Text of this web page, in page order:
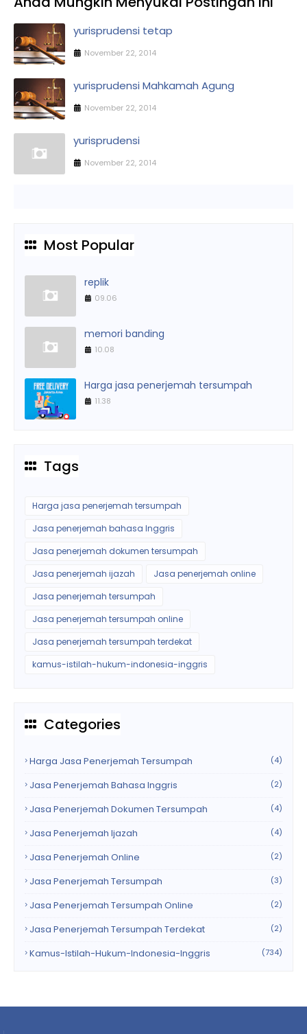
yurisprudensi tetap
November 22, 2014
yurisprudensi Mahkamah Agung
November 22, 2014
yurisprudensi
November 22, 2014
Most Popular
replik
09.06
memori banding
10.08
Harga jasa penerjemah tersumpah
11.38
Tags
Harga jasa penerjemah tersumpah
Jasa penerjemah bahasa Inggris
Jasa penerjemah dokumen tersumpah
Jasa penerjemah ijazah
Jasa penerjemah online
Jasa penerjemah tersumpah
Jasa penerjemah tersumpah online
Jasa penerjemah tersumpah terdekat
kamus-istilah-hukum-indonesia-inggris
Categories
Harga Jasa Penerjemah Tersumpah (4)
Jasa Penerjemah Bahasa Inggris (2)
Jasa Penerjemah Dokumen Tersumpah (4)
Jasa Penerjemah Ijazah (4)
Jasa Penerjemah Online (2)
Jasa Penerjemah Tersumpah (3)
Jasa Penerjemah Tersumpah Online (2)
Jasa Penerjemah Tersumpah Terdekat (2)
Kamus-Istilah-Hukum-Indonesia-Inggris (734)